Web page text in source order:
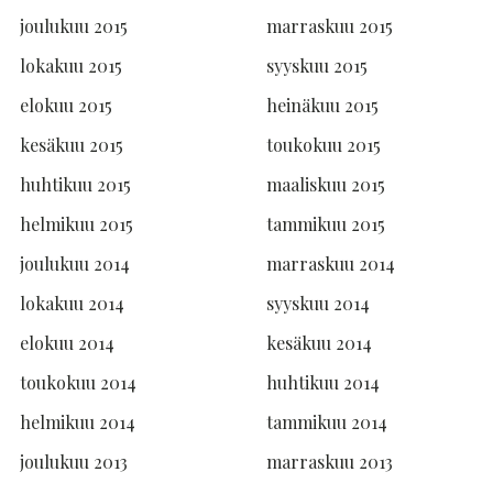
joulukuu 2015
marraskuu 2015
lokakuu 2015
syyskuu 2015
elokuu 2015
heinäkuu 2015
kesäkuu 2015
toukokuu 2015
huhtikuu 2015
maaliskuu 2015
helmikuu 2015
tammikuu 2015
joulukuu 2014
marraskuu 2014
lokakuu 2014
syyskuu 2014
elokuu 2014
kesäkuu 2014
toukokuu 2014
huhtikuu 2014
helmikuu 2014
tammikuu 2014
joulukuu 2013
marraskuu 2013